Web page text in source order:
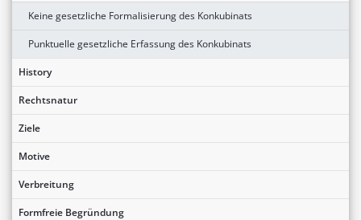
Keine gesetzliche Formalisierung des Konkubinats
Punktuelle gesetzliche Erfassung des Konkubinats
History
Rechtsnatur
Ziele
Motive
Verbreitung
Formfreie Begründung